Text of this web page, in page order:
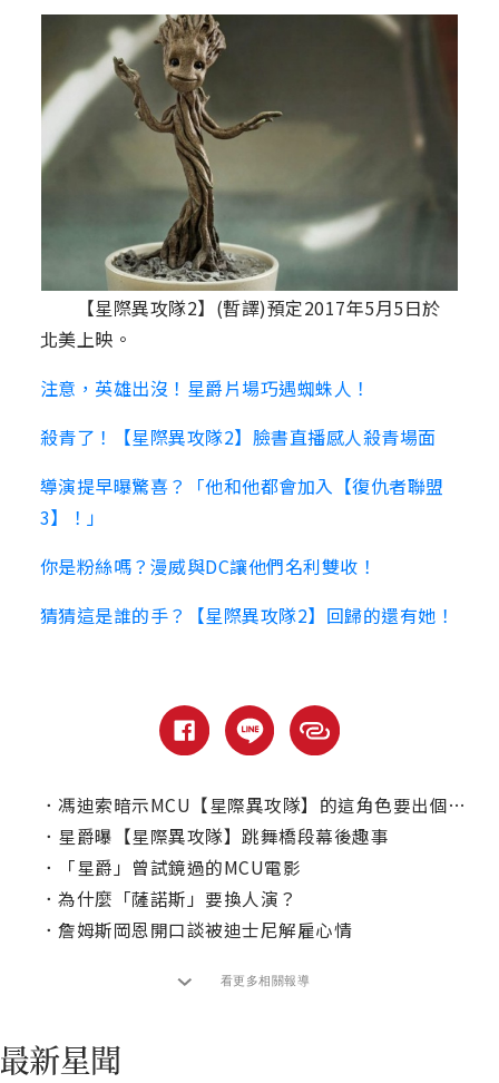
【星際異攻隊2】(暫譯)預定2017年5月5日於
北美上映。
注意，英雄出沒！星爵片場巧遇蜘蛛人！
殺青了！【星際異攻隊2】臉書直播感人殺青場面
導演提早曝驚喜？「他和他都會加入【復仇者聯盟
3】！」
你是粉絲嗎？漫威與DC讓他們名利雙收！
猜猜這是誰的手？【星際異攻隊2】回歸的還有她！
． 馮迪索暗示MCU【星際異攻隊】的這角色要出個人電影了？
． 星爵曝【星際異攻隊】跳舞橋段幕後趣事
．
「星爵」曾試鏡過的MCU電影
． 為什麼「薩諾斯」要換人演？
． 詹姆斯岡恩開口談被迪士尼解雇心情
看更多相關報導